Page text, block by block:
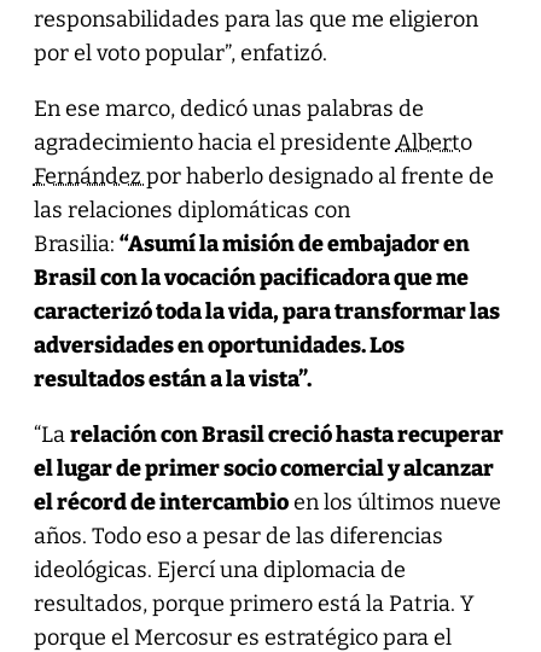
responsabilidades para las que me eligieron
por el voto popular”, enfatizó.
En ese marco, dedicó unas palabras de
agradecimiento hacia el presidente Alberto
Fernández por haberlo designado al frente de
las relaciones diplomáticas con
Brasilia: “Asumí la misión de embajador en
Brasil con la vocación pacificadora que me
caracterizó toda la vida, para transformar las
adversidades en oportunidades. Los
resultados están a la vista”.
“Larelación con Brasil creció hasta recuperar
el lugar de primer socio comercial y alcanzar
el récord de intercambioen los últimos nueve
años. Todo eso a pesar de las diferencias
ideológicas. Ejercí una diplomacia de
resultados, porque primero está la Patria. Y
porque el Mercosur es estratégico para el